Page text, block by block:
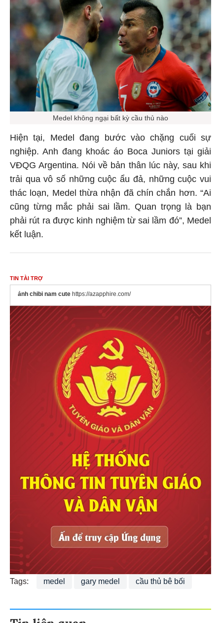
Medel không ngại bất kỳ cầu thủ nào
Hiện tại, Medel đang bước vào chặng cuối sự
nghiệp. Anh đang khoác áo Boca Juniors tại giải
VĐQG Argentina. Nói về bản thân lúc này, sau khi
trải qua vô số những cuộc ẩu đả, những cuộc vui
thác loạn, Medel thừa nhận đã chín chắn hơn. “Ai
cũng từng mắc phải sai lầm. Quan trọng là bạn
phải rút ra được kinh nghiệm từ sai lầm đó”, Medel
kết luận.
TIN TÀI TRỢ
ảnh chibi nam cute https://azapphire.com/
Tags: medel gary medel cầu thủ bê bối